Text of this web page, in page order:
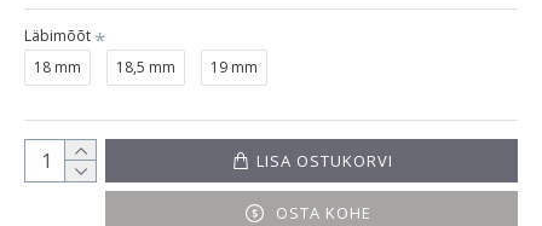
Läbimõõt
18 mm
18,5 mm 19 mm
LISA OSTUKORVI
OSTA KOHE